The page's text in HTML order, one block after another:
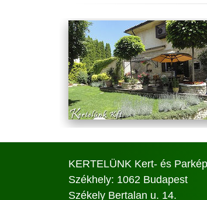
KERTELÜNK Kert- és
Székhely: 1062 Budapest
Székely Bertalan u. 14.